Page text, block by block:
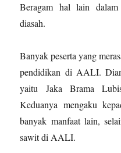
Beragam hal lain
diasah.
Banyak peserta yang
pendidikan di AALI.
yaitu Jaka Brama
Keduanya mengaku
banyak manfaat lain,
sawit di AALI.